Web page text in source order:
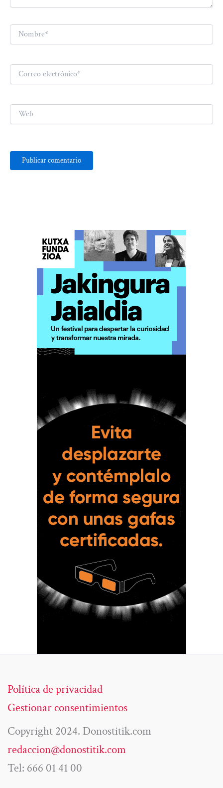
Nombre*
Correo
electrónico*
Web
Política de privacidad
Gestionar consentimientos
Copyright 2024. Donostitik.com
redaccion@donostitik.com
Tel: 666 01 41 00